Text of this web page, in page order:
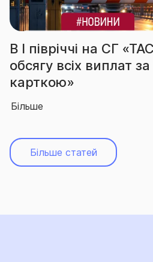
«ТАС» припало 26%
за «Зеленою
Більше статей